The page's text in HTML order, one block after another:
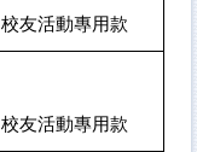
校友活動專用款
校友活動專用款